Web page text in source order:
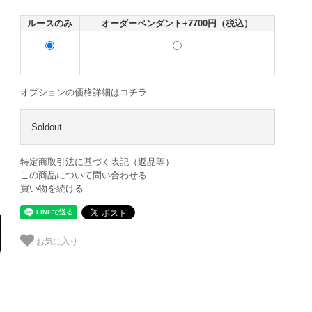
ルースのみ オーダーペンダント+7700円（税込）
オプションの価格詳細はコチラ
Soldout
特定商取引法に基づく表記（返品等）
この商品について問い合わせる
買い物を続ける
お気に入り